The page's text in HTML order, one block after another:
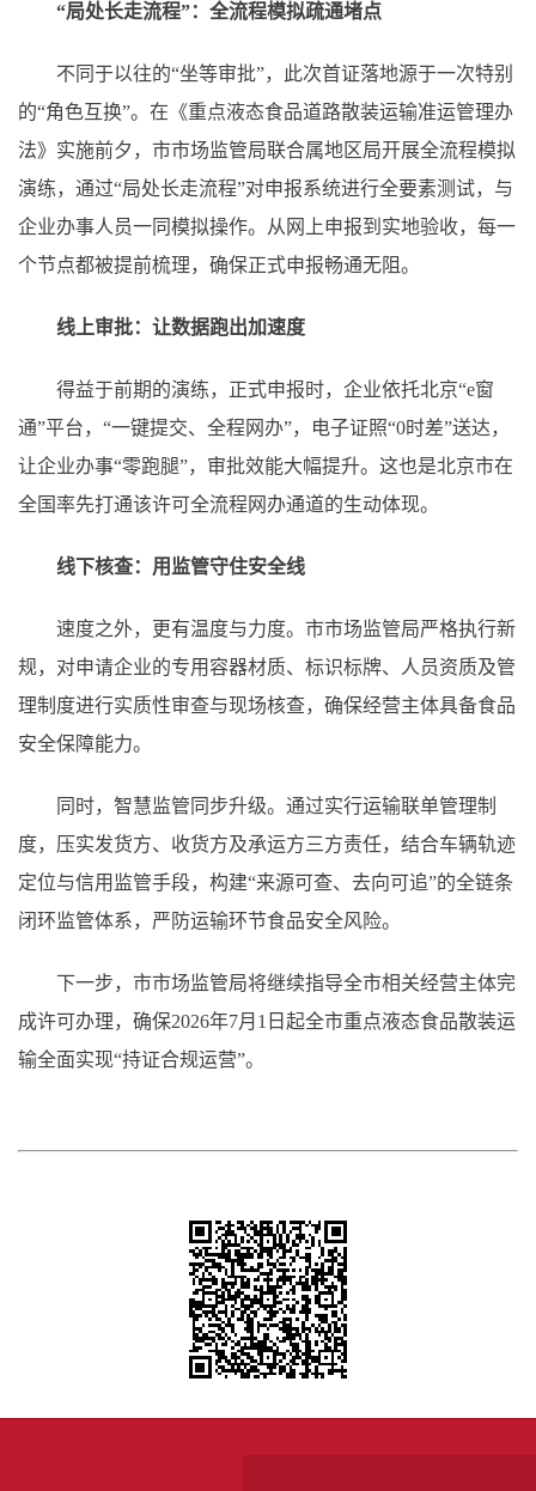
“局处长走流程”：全流程模拟疏通堵点
不同于以往的“坐等审批”，此次首证落地源于一次特别
的“角色互换”。在《重点液态食品道路散装运输准运管理办
法》实施前夕，市市场监管局联合属地区局开展全流程模拟
演练，通过“局处长走流程”对申报系统进行全要素测试，与
企业办事人员一同模拟操作。从网上申报到实地验收，每一
个节点都被提前梳理，确保正式申报畅通无阻。
线上审批：让数据跑出加速度
得益于前期的演练，正式申报时，企业依托北京“e窗
通”平台，“一键提交、全程网办”，电子证照“0时差”送达，
让企业办事“零跑腿”，审批效能大幅提升。这也是北京市在
全国率先打通该许可全流程网办通道的生动体现。
线下核查：用监管守住安全线
速度之外，更有温度与力度。市市场监管局严格执行新
规，对申请企业的专用容器材质、标识标牌、人员资质及管
理制度进行实质性审查与现场核查，确保经营主体具备食品
安全保障能力。
同时，智慧监管同步升级。通过实行运输联单管理制
度，压实发货方、收货方及承运方三方责任，结合车辆轨迹
定位与信用监管手段，构建“来源可查、去向可追”的全链条
闭环监管体系，严防运输环节食品安全风险。
下一步，市市场监管局将继续指导全市相关经营主体完
成许可办理，确保2026年7月1日起全市重点液态食品散装运
输全面实现“持证合规运营”。